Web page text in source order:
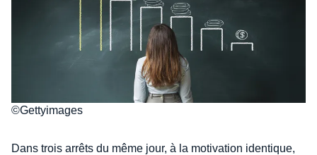
©Gettyimages
Dans trois arrêts du même jour, à la motivation identique,